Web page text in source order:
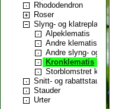
Rhododendron
Roser
Slyng- og klatreplanter
Alpeklematis
Andre klematis typer
Andre slyng- og
Kronklematis
Storblomstret
Snitt- og rabattstauder
Stauder
Urter